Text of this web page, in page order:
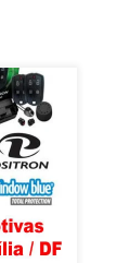
Brasília
na
e